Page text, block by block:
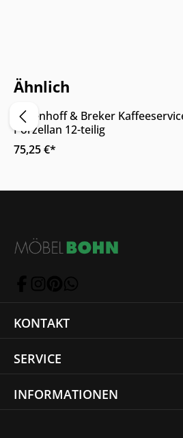
Ähnlich
Nur Online erhältlich
Ritzenhoff & Breker
Porzellan 12-teilig
75,25 €*
KONTAKT
SERVICE
INFORMATIONEN